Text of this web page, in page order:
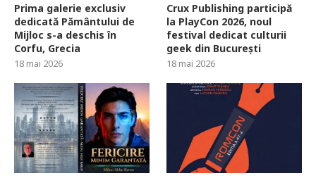
Prima galerie exclusiv
dedicată Pământului de
Mijloc s-a deschis în
Corfu, Grecia
18 mai 2026
Crux Publishing participă
la PlayCon 2026, noul
festival dedicat culturii
geek din București
18 mai 2026